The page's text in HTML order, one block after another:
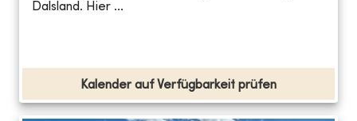
Dalsland. Hier ...
Kalender auf Verfügbarkeit prüfen